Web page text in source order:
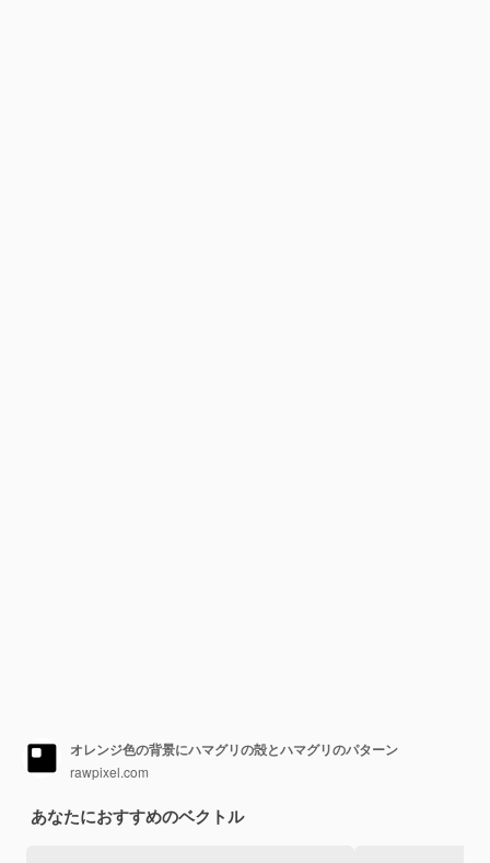
オレンジ色の背景にハマグリの殻とハマグリのパターン
rawpixel.com
あなたにおすすめのベクトル